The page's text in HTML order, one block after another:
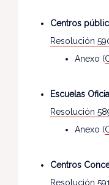
Centros
Resolución
Anexo (
Escuelas
Resolución
Anexo (
Centros
Resolución